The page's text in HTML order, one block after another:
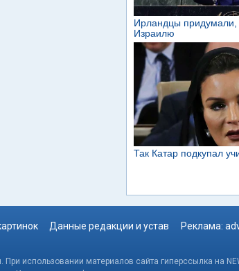
Данные редакции и устав Реклама:
использовании материалов сайта гиперссылка на